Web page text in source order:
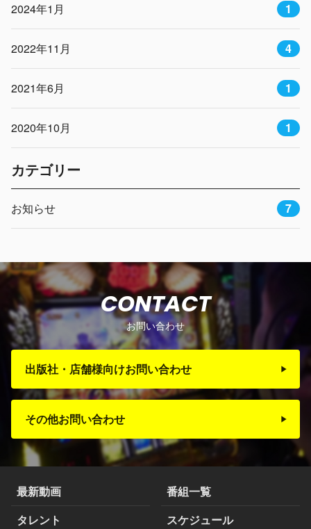
2024年1月 1
2022年11月 4
2021年6月 1
2020年10月 1
カテゴリー
お知らせ 7
お問い合わせ
CONTACT
出版社・店舗様向けお問い合わせ
その他お問い合わせ
最新動画
番組一覧
タレント
スケジュール